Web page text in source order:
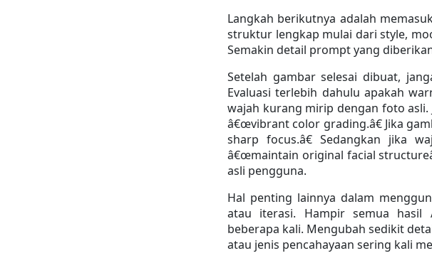
Langkah berikutnya adalah
struktur lengkap mulai dari style,
Semakin detail prompt yang
Setelah gambar selesai dibuat,
Evaluasi terlebih dahulu apakah
wajah kurang mirip dengan foto
â€œvibrant color grading.â€ Jika
sharp focus.â€ Sedangkan jika
â€œmaintain original facial
asli pengguna.
Hal penting lainnya dalam
atau iterasi. Hampir semua
beberapa kali. Mengubah sedikit
atau jenis pencahayaan sering kali